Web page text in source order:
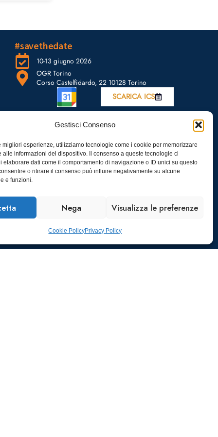
Gestisci Consenso
migliori esperienze, utilizziamo tecnologie come i cookie per memorizzare
alle informazioni del dispositivo. Il consenso a queste tecnologie ci
elaborare dati come il comportamento di navigazione o ID unici su questo
o ritirare il consenso può influire negativamente su alcune
e funzioni.
Nega Visualizza le preferenze
Cookie PolicyPrivacy Policy
#savethedate
10-13 giugno 2026
OGR Torino
Corso Castelfidardo, 22 10128 Torino
SCARICA ICS